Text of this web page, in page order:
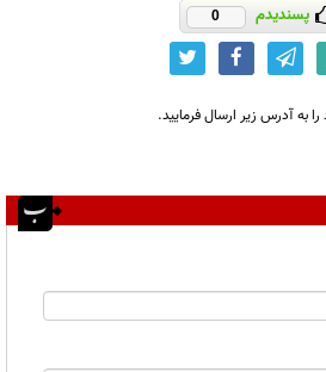
پسندیدم 0
به آدرس زیر ارسال فرمایید.